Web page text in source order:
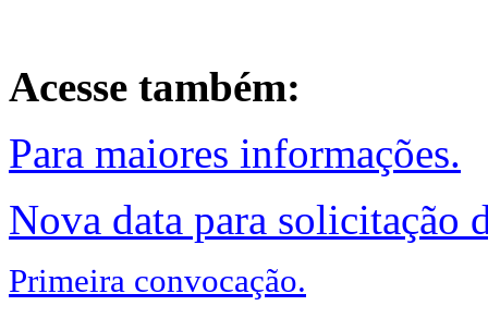
Acesse também:
Para maiores informações.
Nova data para solicitação
Primeira convocação.